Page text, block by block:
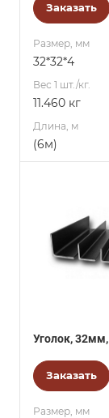
Заказать
Размер, мм
32*32*4
Вес 1 шт./кг.
11.460 кг
Длина, м
(6м)
Уголок,
Заказать
Размер, мм